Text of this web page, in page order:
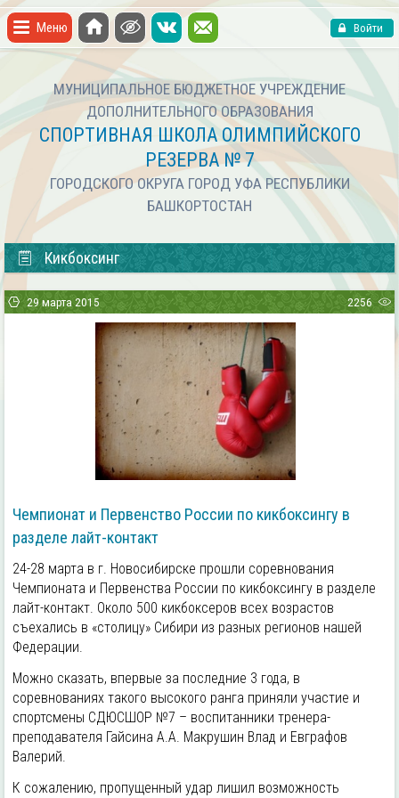
Меню Войти
МУНИЦИПАЛЬНОЕ БЮДЖЕТНОЕ УЧРЕЖДЕНИЕ
ДОПОЛНИТЕЛЬНОГО ОБРАЗОВАНИЯ
СПОРТИВНАЯ ШКОЛА ОЛИМПИЙСКОГО
РЕЗЕРВА № 7
ГОРОДСКОГО ОКРУГА ГОРОД УФА РЕСПУБЛИКИ
БАШКОРТОСТАН
Кикбоксинг
29 марта 2015 2256
Чемпионат и Первенство России по кикбоксингу в
разделе лайт-контакт
24-28 марта в г. Новосибирске прошли соревнования
Чемпионата и Первенства России по кикбоксингу в разделе
лайт-контакт. Около 500 кикбоксеров всех возрастов
съехались в «столицу» Сибири из разных регионов нашей
Федерации.
Можно сказать, впервые за последние 3 года, в
соревнованиях такого высокого ранга приняли участие и
спортсмены СДЮСШОР №7 – воспитанники тренера-
преподавателя Гайсина А.А. Макрушин Влад и Евграфов
Валерий.
К сожалению, пропущенный удар лишил возможность